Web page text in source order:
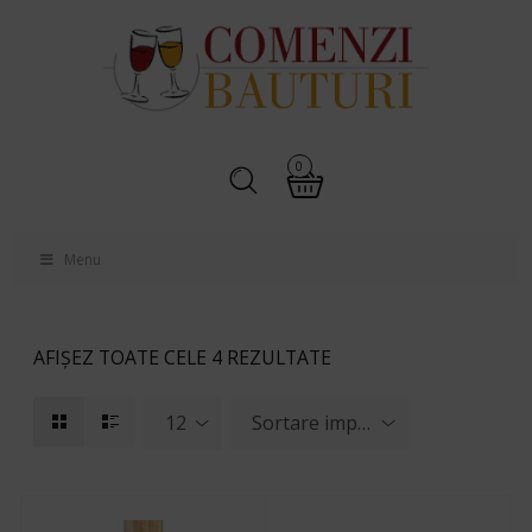
0
Menu
AFIȘEZ TOATE CELE 4 REZULTATE
12 Sortare implicită